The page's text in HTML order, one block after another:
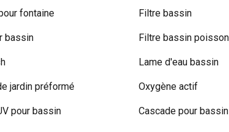
fontaine
bassin
jardin préformé
pour bassin
Filtre bassin
Filtre bassin poisson
Lame d'eau bassin
Oxygène actif
Cascade pour bassin